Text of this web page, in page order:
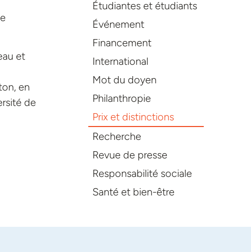
et
en
de
Étudiantes et étudiants
Événement
Financement
International
Mot du doyen
Philanthropie
Prix et distinctions
Recherche
Revue de presse
Responsabilité sociale
Santé et bien-être